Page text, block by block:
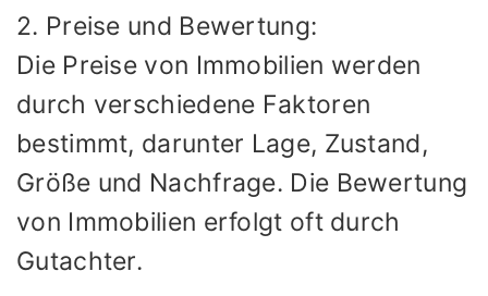
2. Preise und Bewertung:
Die Preise von Immobilien werden
durch verschiedene Faktoren
bestimmt, darunter Lage, Zustand,
Größe und Nachfrage. Die Bewertung
von Immobilien erfolgt oft durch
Gutachter.